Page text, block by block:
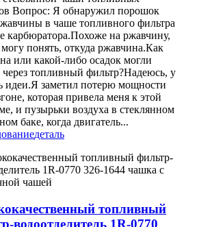
Вопрос: Я обнаружил порошок
в чаше топливного фильтра
карбюратора.Похоже на ржавчину,
понять, откуда ржавчина.Как
или какой-либо осадок могли
топливный фильтр?Надеюсь, у
идеи.Я заметил потерю мощности
которая привела меня к этой
и пузырьки воздуха в стеклянном
баке, когда двигатель...
деталь
топливный
водоотделитель 1R-0770